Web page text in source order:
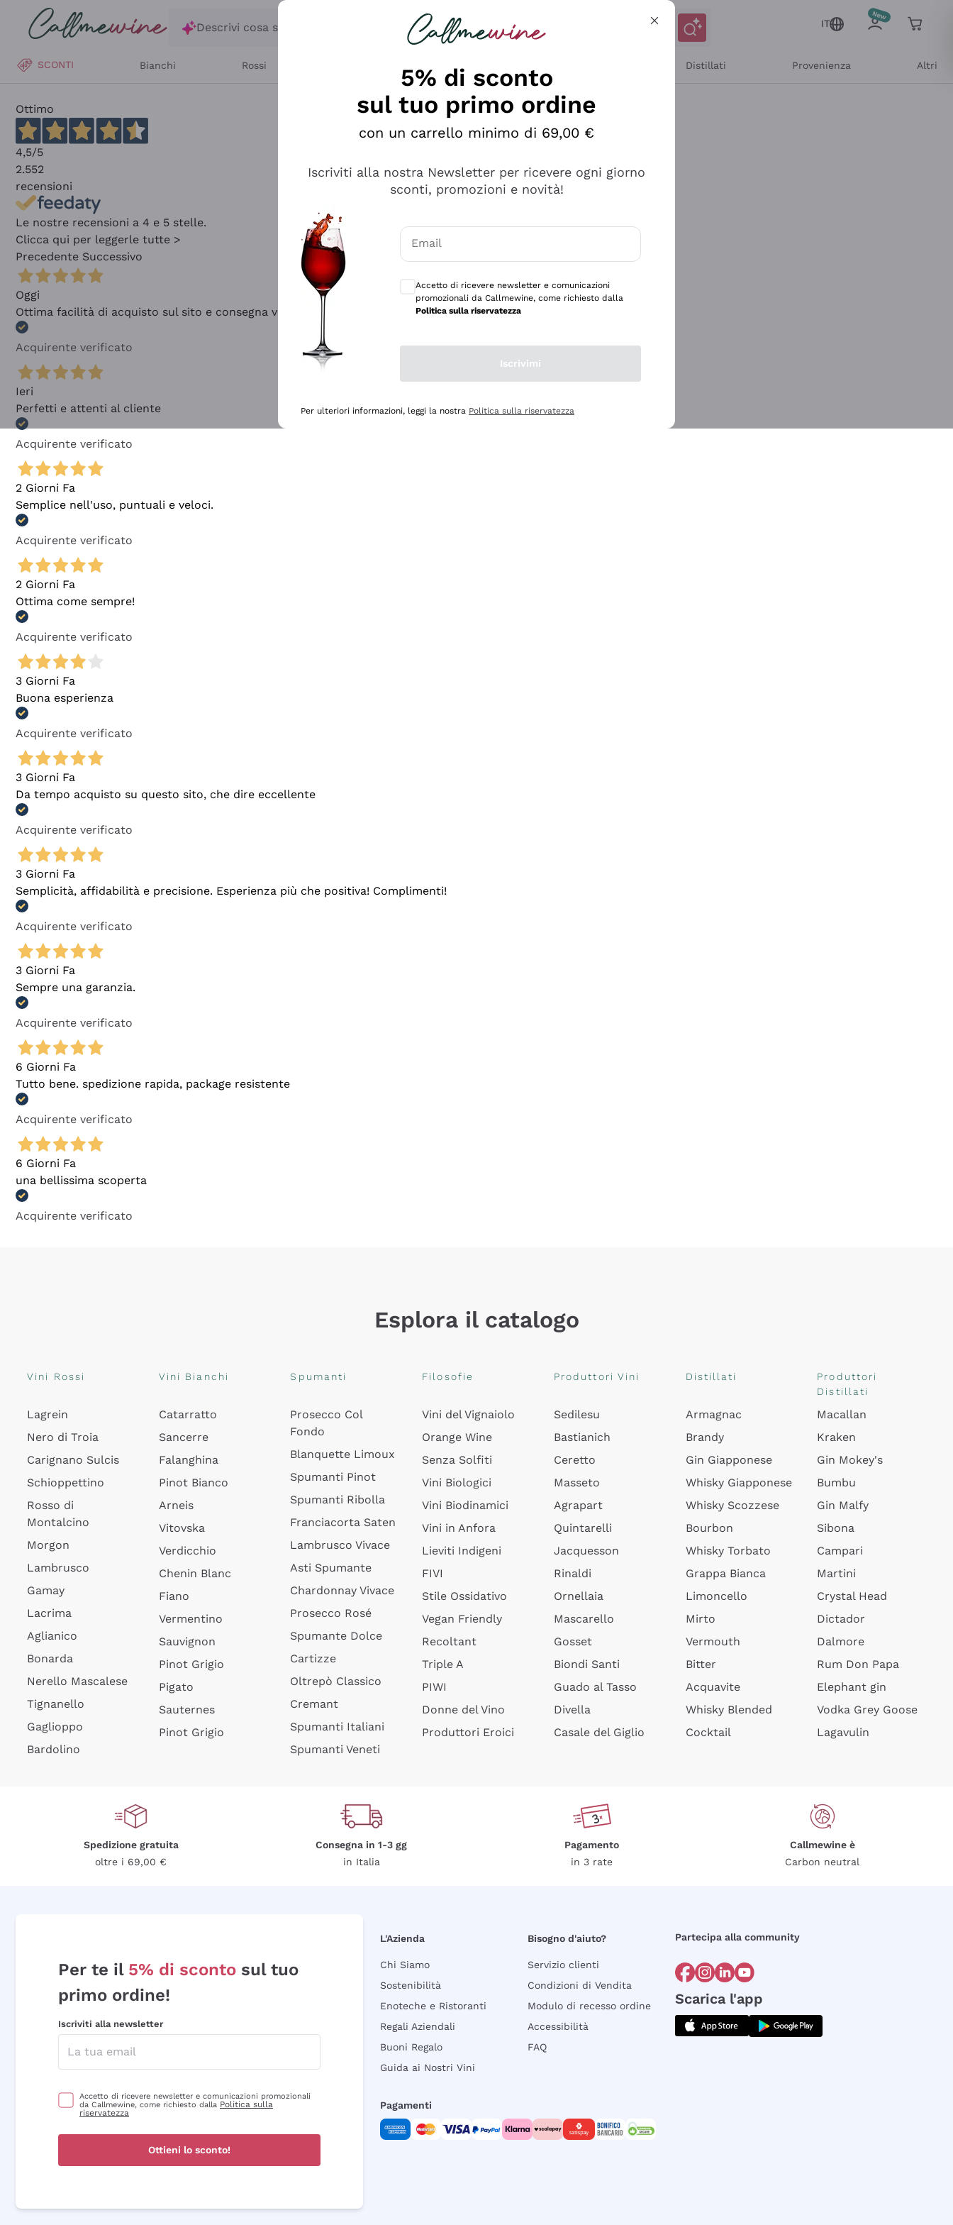
Salta al contenuto principale
Descrivi cosa stai cercando
IT
SCONTI Bianchi Rossi Distillati Provenienza Altri
Ottimo
4,5/5
2.552
recensioni
Le nostre recensioni a 4 e 5 stelle.
Clicca qui per leggerle tutte >
Precedente Successivo
Oggi
Ottima facilità di acquisto sul sito e consegna velocissima
Acquirente verificato
Ieri
Perfetti e attenti al cliente
Acquirente verificato
2 Giorni Fa
Semplice nell'uso, puntuali e veloci.
Acquirente verificato
2 Giorni Fa
Ottima come sempre!
Acquirente verificato
3 Giorni Fa
Buona esperienza
Acquirente verificato
3 Giorni Fa
Da tempo acquisto su questo sito, che dire eccellente
Acquirente verificato
3 Giorni Fa
Semplicità, affidabilità e precisione. Esperienza più che positiva! Complimenti!
Acquirente verificato
3 Giorni Fa
Sempre una garanzia.
Acquirente verificato
6 Giorni Fa
Tutto bene. spedizione rapida, package resistente
Acquirente verificato
6 Giorni Fa
una bellissima scoperta
Acquirente verificato
Esplora il catalogo
Vini Rossi
Lagrein
Nero di Troia
Carignano Sulcis
Schioppettino
Rosso di
Montalcino
Morgon
Lambrusco
Gamay
Lacrima
Aglianico
Bonarda
Nerello Mascalese
Tignanello
Gaglioppo
Bardolino
Vini Bianchi
Catarratto
Sancerre
Falanghina
Pinot Bianco
Arneis
Vitovska
Verdicchio
Chenin Blanc
Fiano
Vermentino
Sauvignon
Pinot Grigio
Pigato
Sauternes
Pinot Grigio
Spumanti
Prosecco Col
Fondo
Blanquette Limoux
Spumanti Pinot
Spumanti Ribolla
Franciacorta Saten
Lambrusco Vivace
Asti Spumante
Chardonnay Vivace
Prosecco Rosé
Spumante Dolce
Cartizze
Oltrepò Classico
Cremant
Spumanti Italiani
Spumanti Veneti
Filosofie
Vini del Vignaiolo
Orange Wine
Senza Solfiti
Vini Biologici
Vini Biodinamici
Vini in Anfora
Lieviti Indigeni
FIVI
Stile Ossidativo
Vegan Friendly
Recoltant
Triple A
PIWI
Donne del Vino
Produttori Eroici
Produttori Vini
Sedilesu
Bastianich
Ceretto
Masseto
Agrapart
Quintarelli
Jacquesson
Rinaldi
Ornellaia
Mascarello
Gosset
Biondi Santi
Guado al Tasso
Divella
Casale del Giglio
Distillati
Armagnac
Brandy
Gin Giapponese
Whisky Giapponese
Whisky Scozzese
Bourbon
Whisky Torbato
Grappa Bianca
Limoncello
Mirto
Vermouth
Bitter
Acquavite
Whisky Blended
Cocktail
Produttori
Distillati
Macallan
Kraken
Gin Mokey's
Bumbu
Gin Malfy
Sibona
Campari
Martini
Crystal Head
Dictador
Dalmore
Rum Don Papa
Elephant gin
Vodka Grey Goose
Lagavulin
Spedizione gratuita
oltre i 69,00 €
Consegna in 1-3 gg
in Italia
Pagamento
in 3 rate
Callmewine è
Carbon neutral
Per te il 5% di sconto sul tuo
primo ordine!
Iscriviti alla newsletter
Accetto di ricevere newsletter e comunicazioni promozionali
da Callmewine, come richiesto dalla Politica sulla
riservatezza
Ottieni lo sconto!
L'Azienda
Chi Siamo
Sostenibilità
Enoteche e Ristoranti
Regali Aziendali
Buoni Regalo
Guida ai Nostri Vini
Bisogno d'aiuto?
Servizio clienti
Condizioni di Vendita
Modulo di recesso ordine
Accessibilità
FAQ
Partecipa alla community
Scarica l'app
Pagamenti
5% di sconto
sul tuo primo ordine
con un carrello minimo di 69,00 €
Iscriviti alla nostra Newsletter per ricevere ogni giorno
sconti, promozioni e novità!
Email
Accetto di ricevere newsletter e comunicazioni
promozionali da Callmewine, come richiesto dalla
Politica sulla riservatezza
Iscrivimi
Per ulteriori informazioni, leggi la nostra Politica sulla riservatezza